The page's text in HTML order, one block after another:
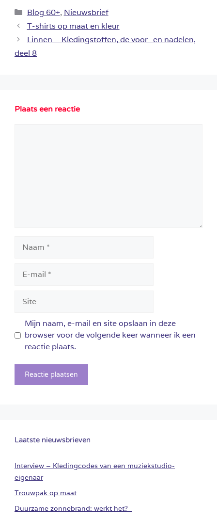
Categorieën
Blog 60+, Nieuwsbrief
T-shirts op maat en kleur
Linnen – Kledingstoffen, de voor- en nadelen,
deel 8
Plaats een reactie
mail
Site
Mijn naam, e-mail en site opslaan in deze
browser voor de volgende keer wanneer ik een
reactie plaats.
Laatste nieuwsbrieven
Interview – Kledingcodes van een muziekstudio-
eigenaar
Trouwpak op maat
Duurzame zonnebrand: werkt het?